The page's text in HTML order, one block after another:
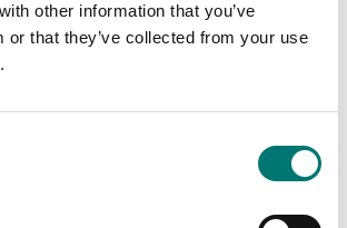
other information that you’ve
or that they’ve collected from your use
kr
Momentmätning
Vridmomenttesting av
Finns i flera varianter